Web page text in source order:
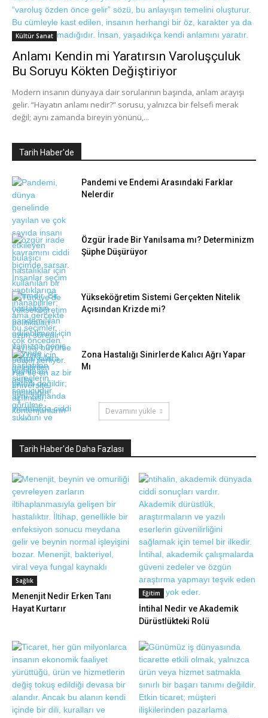
Kültür Sanat
Anlamı Kendin mi Yaratırsın Varoluşçuluk
Bu Soruyu Kökten Değiştiriyor
Modern insanın dünyaya dair sorularının başında, anlam arayışı
gelir. “Hayatın anlamı nedir?” sorusu, yalnızca bir felsefi merak
değil; aynı zamanda bireyin yönünü,...
Tarih Haber'de
Pandemi ve Endemi Arasındaki Farklar
Nelerdir
Özgür İrade Bir Yanılsama mı? Determinizm
Şüphe Düşürüyor
Yükseköğretim Sistemi Gerçekten Nitelik
Açısından Krizde mi?
Zona Hastalığı Sinirlerde Kalıcı Ağrı Yapar
Mı
Devamını yükle
Tarih Haber'de Daha Fazlası
Sağlık
Menenjit Nedir Erken Tanı
Hayat Kurtarır
Eğitim
İntihal Nedir ve Akademik
Dürüstlükteki Rolü